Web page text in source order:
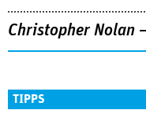
Christopher Nolan
TIPPS